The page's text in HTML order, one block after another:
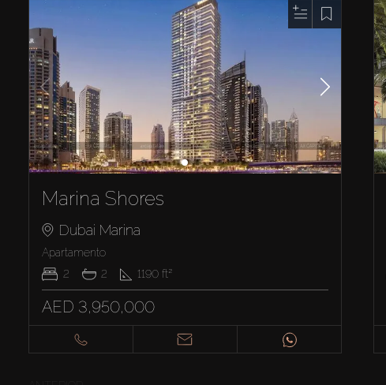
Marina Shores
Dubai Marina
Apartamento
2
2 1190 ft²
AED 3,950,000